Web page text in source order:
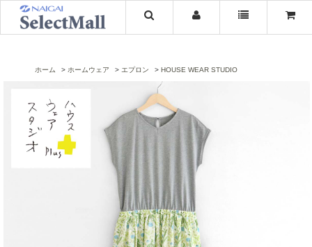
ホーム ホームウェア エプロン HOUSE WEAR STUDIO